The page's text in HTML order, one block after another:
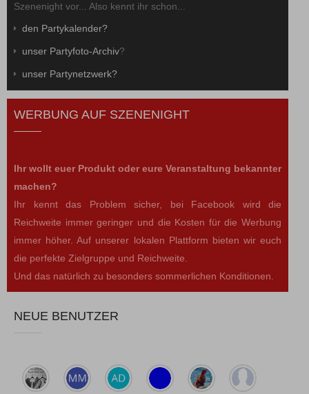
Szenenight vor... Also kennt ihr schon...
den Partykalender?
unser Partyfoto-Archiv?
unser Partynetzwerk?
WERBUNG AUF SZENENIGHT
Ihr wollt euer Produkt oder eure Veranstaltung bekannter
machen?
Ihr kennt das Problem sicher, bei Facebook wird die
Reichweite immer geringer und die Kosten für die Werbung
immer höher. Auf unserer lokalen Plattform bieten wir euch
die perfekte Zielgruppe und Reichweite.
Und das natürlich zu besonders sommerlichen Konditionen.
NEUE BENUTZER